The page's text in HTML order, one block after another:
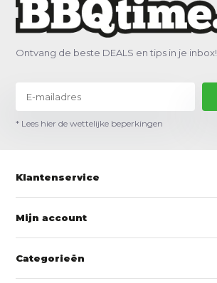
Ontvang de beste DEALS en tips in je inbox!
* Lees hier de wettelijke beperkingen
Klantenservice
Mijn account
Categorieën